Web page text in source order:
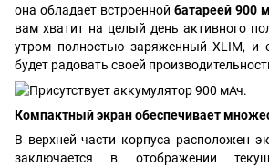
она обладает встроенной батареей 900
вам хватит на целый день активного
утром полностью заряженный XLIM, и
будет радовать своей
Компактный экран обеспечивает
В верхней части корпуса расположен
заключается в отображении